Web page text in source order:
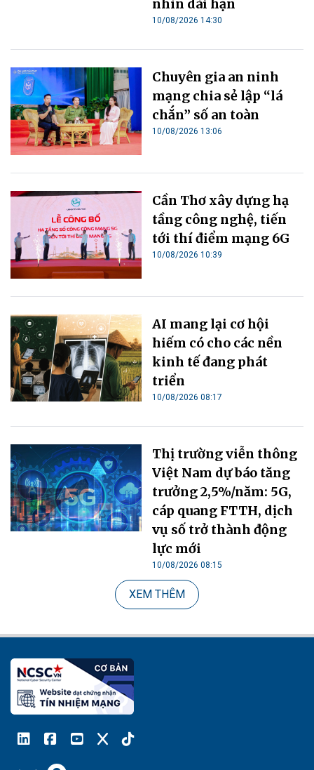
nhìn dài hạn
10/08/2026 14:30
Chuyên gia an ninh
mạng chia sẻ lập “lá
chắn” số an toàn
10/08/2026 13:06
Cần Thơ xây dựng hạ
tầng công nghệ, tiến
tới thí điểm mạng 6G
10/08/2026 10:39
AI mang lại cơ hội
hiếm có cho các nền
kinh tế đang phát
triển
10/08/2026 08:17
Thị trường viễn thông
Việt Nam dự báo tăng
trưởng 2,5%/năm: 5G,
cáp quang FTTH, dịch
vụ số trở thành động
lực mới
10/08/2026 08:15
XEM THÊM